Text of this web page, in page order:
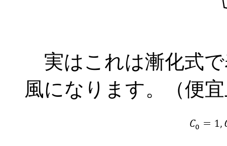
実はこれは漸化式
風になります。（便